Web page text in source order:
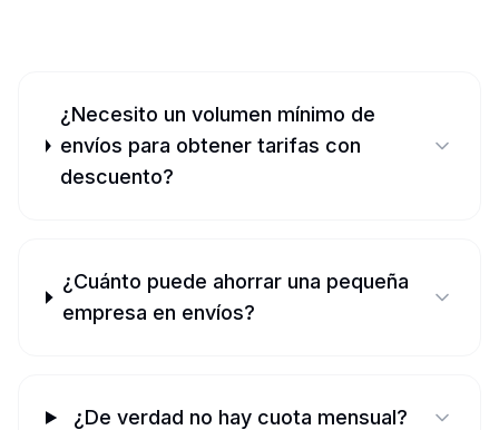
¿Necesito un volumen mínimo de
envíos para obtener tarifas con
descuento?
¿Cuánto puede ahorrar una pequeña
empresa en envíos?
¿De verdad no hay cuota mensual?